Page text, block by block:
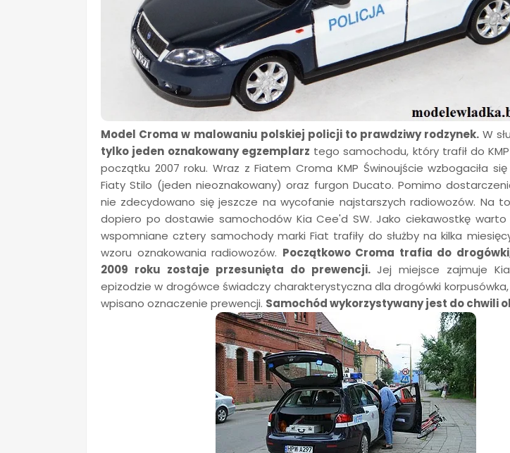
Model Croma w malowaniu polskiej policji to prawdziwy rodzynek. W
tylko jeden oznakowany egzemplarz tego samochodu, który trafił do
początku 2007 roku. Wraz z Fiatem Croma KMP Świnoujście wzbogaciła
Fiaty Stilo (jeden nieoznakowany) oraz furgon Ducato. Pomimo
nie zdecydowano się jeszcze na wycofanie najstarszych radiowozów. Na
dopiero po dostawie samochodów Kia Cee'd SW. Jako ciekawostkę warto
wspomniane cztery samochody marki Fiat trafiły do służby na kilka
wzoru oznakowania radiowozów. Początkowo Croma trafia do
2009 roku zostaje przesunięta do prewencji. Jej miejsce zajmuje
epizodzie w drogówce świadczy charakterystyczna dla drogówki
wpisano oznaczenie prewencji. Samochód wykorzystywany jest do chwili